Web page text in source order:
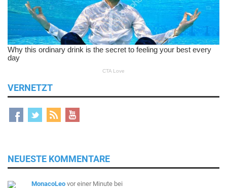
VERNETZT
NEUESTE KOMMENTARE
MonacoLeo vor einer Minute bei